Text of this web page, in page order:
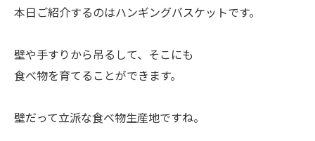
本日ご紹介するのはハンギングバスケットです。
ㅤ壁や手すりから吊るして、そこにも
食べ物を育てることができます。
ㅤ壁だって立派な食べ物生産地ですね。